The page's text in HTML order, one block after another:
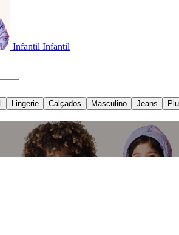
Infantil Infantil
Lingerie Calçados Masculino Jeans